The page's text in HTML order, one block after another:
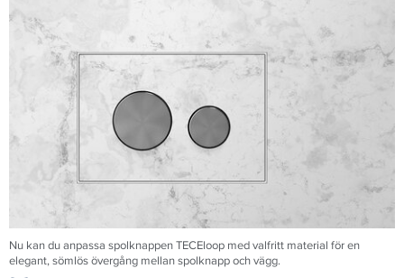
Nu kan du anpassa spolknappen TECEloop med valfritt material för en
elegant, sömlös övergång mellan spolknapp och vägg.